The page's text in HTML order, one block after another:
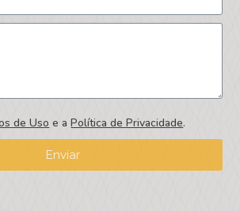
de Uso e aPolítica de Privacidade.
Enviar